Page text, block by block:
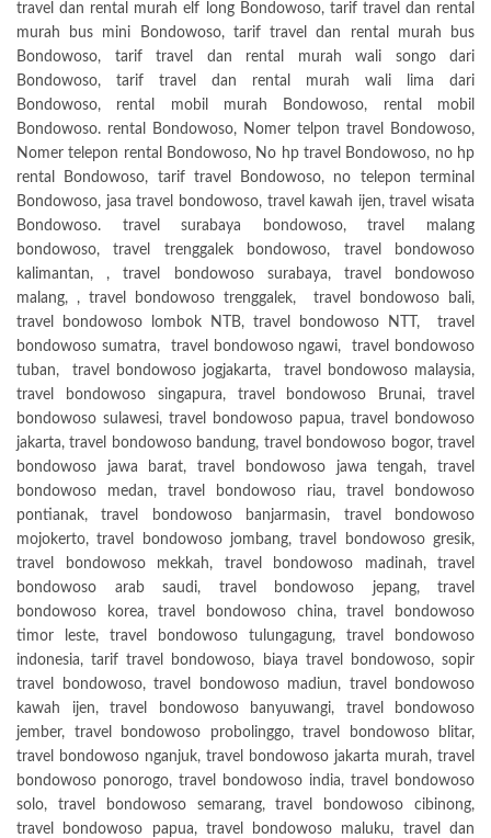
travel dan rental murah elf long Bondowoso, tarif travel dan rental
murah bus mini Bondowoso, tarif travel dan rental murah bus
Bondowoso, tarif travel dan rental murah wali songo dari
Bondowoso, tarif travel dan rental murah wali lima dari
Bondowoso, rental mobil murah Bondowoso, rental mobil
Bondowoso. rental Bondowoso, Nomer telpon travel Bondowoso,
Nomer telepon rental Bondowoso, No hp travel Bondowoso, no hp
rental Bondowoso, tarif travel Bondowoso, no telepon terminal
Bondowoso, jasa travel bondowoso, travel kawah ijen, travel wisata
Bondowoso. travel surabaya bondowoso, travel malang
bondowoso, travel trenggalek bondowoso, travel bondowoso
kalimantan, , travel bondowoso surabaya, travel bondowoso
malang, , travel bondowoso trenggalek, travel bondowoso bali,
travel bondowoso lombok NTB, travel bondowoso NTT, travel
bondowoso sumatra, travel bondowoso ngawi, travel bondowoso
tuban, travel bondowoso jogjakarta, travel bondowoso malaysia,
travel bondowoso singapura, travel bondowoso Brunai, travel
bondowoso sulawesi, travel bondowoso papua, travel bondowoso
jakarta, travel bondowoso bandung, travel bondowoso bogor, travel
bondowoso jawa barat, travel bondowoso jawa tengah, travel
bondowoso medan, travel bondowoso riau, travel bondowoso
pontianak, travel bondowoso banjarmasin, travel bondowoso
mojokerto, travel bondowoso jombang, travel bondowoso gresik,
travel bondowoso mekkah, travel bondowoso madinah, travel
bondowoso arab saudi, travel bondowoso jepang, travel
bondowoso korea, travel bondowoso china, travel bondowoso
timor leste, travel bondowoso tulungagung, travel bondowoso
indonesia, tarif travel bondowoso, biaya travel bondowoso, sopir
travel bondowoso, travel bondowoso madiun, travel bondowoso
kawah ijen, travel bondowoso banyuwangi, travel bondowoso
jember, travel bondowoso probolinggo, travel bondowoso blitar,
travel bondowoso nganjuk, travel bondowoso jakarta murah, travel
bondowoso ponorogo, travel bondowoso india, travel bondowoso
solo, travel bondowoso semarang, travel bondowoso cibinong,
travel bondowoso papua, travel bondowoso maluku, travel dan